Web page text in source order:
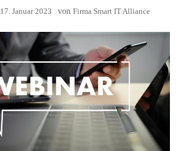
17. Januar 2023 von Firma Smart IT Alliance